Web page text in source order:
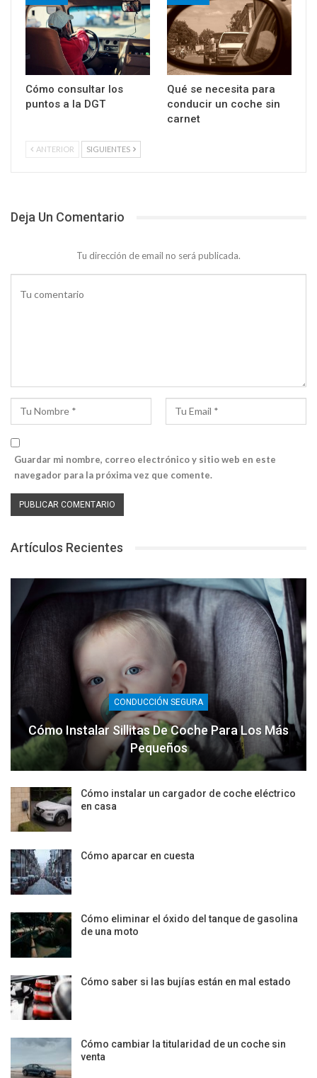
Cómo consultar los
puntos a la DGT
Qué se necesita para
conducir un coche sin
carnet
ANTERIOR SIGUIENTES
Deja Un Comentario
Tu dirección de email no será publicada.
Guardar mi nombre, correo electrónico y sitio web en este
navegador para la próxima vez que comente.
Artículos Recientes
CONDUCCIÓN SEGURA
Cómo Instalar Sillitas De Coche Para Los Más
Pequeños
Cómo instalar un cargador de coche eléctrico
en casa
Cómo aparcar en cuesta
Cómo eliminar el óxido del tanque de gasolina
de una moto
Cómo saber si las bujías están en mal estado
Cómo cambiar la titularidad de un coche sin
venta